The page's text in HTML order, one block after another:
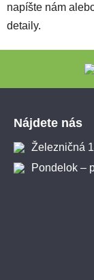
napíšte nám
detaily.
Nájdete nás
Železničná
Pondelok –